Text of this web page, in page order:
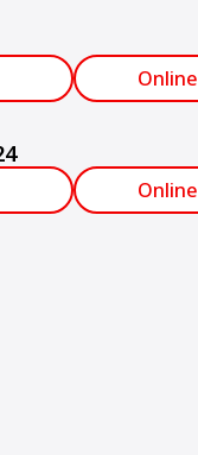
Online
Online